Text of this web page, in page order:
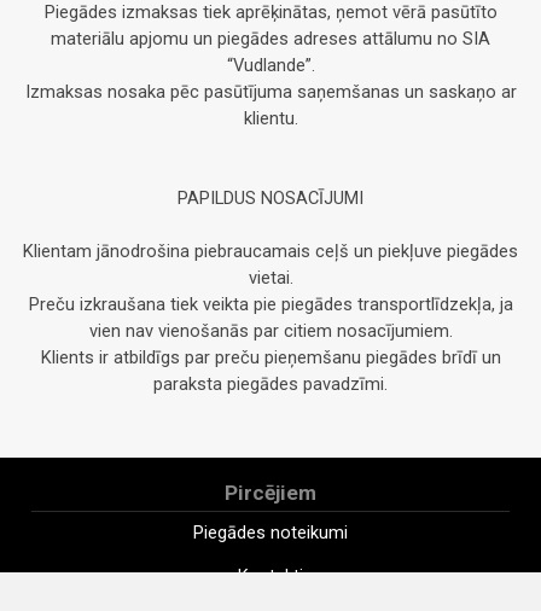
Piegādes izmaksas tiek aprēķinātas, ņemot vērā pasūtīto
materiālu apjomu un piegādes adreses attālumu no SIA
“Vudlande”.
Izmaksas nosaka pēc pasūtījuma saņemšanas un saskaņo ar
klientu.
PAPILDUS NOSACĪJUMI
Klientam jānodrošina piebraucamais ceļš un piekļuve piegādes
vietai.
Preču izkraušana tiek veikta pie piegādes transportlīdzekļa, ja
vien nav vienošanās par citiem nosacījumiem.
Klients ir atbildīgs par preču pieņemšanu piegādes brīdī un
paraksta piegādes pavadzīmi.
Pircējiem
Piegādes noteikumi
Kontakti